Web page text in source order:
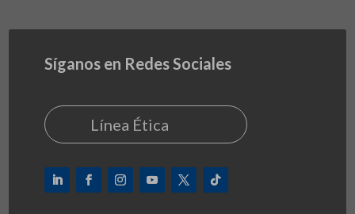
Síganos en Redes Sociales
Línea Ética